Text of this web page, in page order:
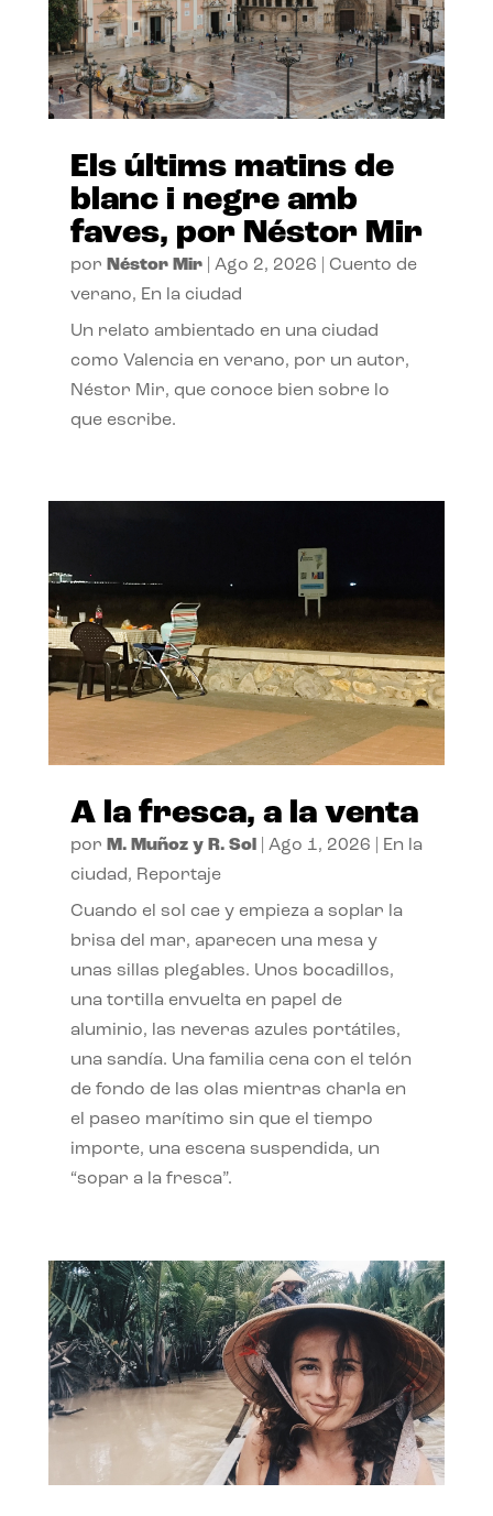
Els últims matins de
blanc i negre amb
faves, por Néstor Mir
por Néstor Mir| Ago 2, 2026
Cuento de
verano, En la ciudad
Un relato ambientado en una ciudad
como Valencia en verano, por un autor,
Néstor Mir, que conoce bien sobre lo
que escribe.
A la fresca, a la venta
por M. Muñoz y R. Sol| Ago 1, 2026
En la
ciudad, Reportaje
Cuando el sol cae y empieza a soplar la
brisa del mar, aparecen una mesa y
unas sillas plegables. Unos bocadillos,
una tortilla envuelta en papel de
aluminio, las neveras azules portátiles,
una sandía. Una familia cena con el telón
de fondo de las olas mientras charla en
el paseo marítimo sin que el tiempo
importe, una escena suspendida, un
“sopar a la fresca”.